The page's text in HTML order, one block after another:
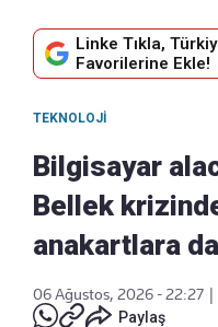
Linke Tıkla,
Favorilerine Ekle!
TEKNOLOJI
Bilgisayar
Bellek
anakartlara
06 Ağustos, 2026 - 22:27 |
Paylaş